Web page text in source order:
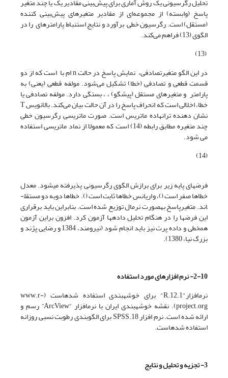
تحلیل رگرسیونی یک روش آماری برای پیش‌بینی مقادیر یک یا چند متغیر
پاسخ (وابسته) از مجموعه‌ای از مقادیر متغیرهای پیش‌بینی کننده
(مستقل) است. رگرسیون خطی ‌برآورد و نتایج استنباط پارامترهای را در
الگوی (13) فراهم می‌کند. ‌
(13)
در این الگو متغیرتصادفی، نمایش پاسخ در حالت n ام با است که از دو
قسمت قطعی و تصادفی (خطا) تشکیل می‌شود. مولفه قطعی (­یعنی) به
پارامتر و متغیرهای مستقل (پیش­گو) ، ،‌ بستگی دارد. مولفه تصادفی یا
خطا، ‌اخلالی است که انحراف پاسخ را در آن حالت بیان می‌کند. بالانویس T
نشان دهنده ترانهاده ماتریس است. صورت ماتریسی رگرسیون خطی
چند متغیره مطابق رابطه (14) است که معمولا از نماد ماتریسی استفاده
می شود.
(14)
فرض­های پایه زیر برای برازش الگوی رگرسیونی پذیرفته می­شود. معدل
خطاها صفر است ()، واریانس خطاها ثابت است (). خطاها دوبه دو مستقل­
اند. متغیرپاسخ به­صورت نرمال توزیع شده است. بنابراین باید برقراری
این فرض­ها را در هنگام تحلیل داده­ها آزمون کرد. افزون براین آزمون
همخطی و داده پرت نیز باید انجام شود ‌(نیرومند، 1384 و رضایی پژند و
بزرگ نیا، 1380).
2-10- نرم افزارهای مورد استفاده
نرم­افزار"R.12.1" برای خوشه­بندی استفاده شده­است (www.r-
project.org). نقشه خوشه­بندی ایران با نرم­افزار “ArcView” رسم و
ارائه شده است. نرم افزار SPSS.18 برای الگوبندی رطوبت نسبی روزانه
استفاده شده­است.
3- تجزیه و تحلیل و نتایج